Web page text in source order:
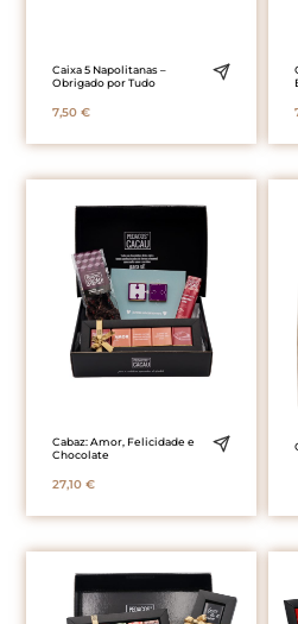
Caixa 5 Napolitanas –
Obrigado por Tudo
7,50€
Cabaz: Amor, Felicidade e
Chocolate
27,10€